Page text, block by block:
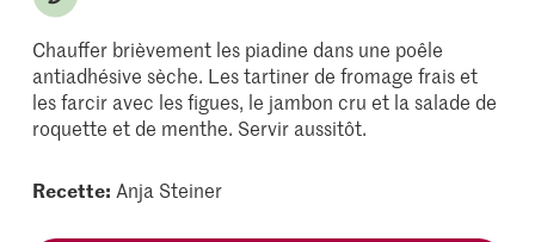
Chauffer brièvement les piadine dans une poêle
antiadhésive sèche. Les tartiner de fromage frais et
les farcir avec les figues, le jambon cru et la salade de
roquette et de menthe. Servir aussitôt.
Recette: Anja Steiner